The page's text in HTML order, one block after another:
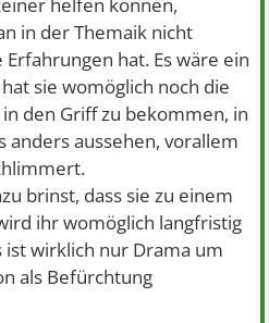
in der Themaik nicht
hat. Es wäre ein
sie womöglich noch die
den Griff zu bekommen, in
anders aussehen, vorallem
brinst, dass sie zu einem
ihr womöglich langfristig
wirklich nur Drama um
als Befürchtung